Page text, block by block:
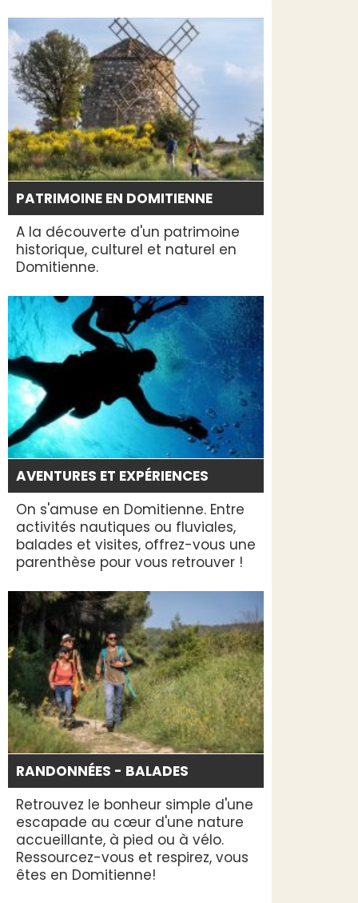
PATRIMOINE EN DOMITIENNE
A la découverte d'un patrimoine
historique, culturel et naturel en
Domitienne.
AVENTURES ET EXPÉRIENCES
On s'amuse en Domitienne. Entre
activités nautiques ou fluviales,
balades et visites, offrez-vous une
parenthèse pour vous retrouver !
RANDONNÉES - BALADES
Retrouvez le bonheur simple d'une
escapade au cœur d'une nature
accueillante, à pied ou à vélo.
Ressourcez-vous et respirez, vous
êtes en Domitienne!